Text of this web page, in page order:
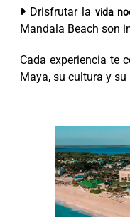
Drisfrutar la vida
Mandala Beach son
Cada experiencia te
Maya, su cultura y